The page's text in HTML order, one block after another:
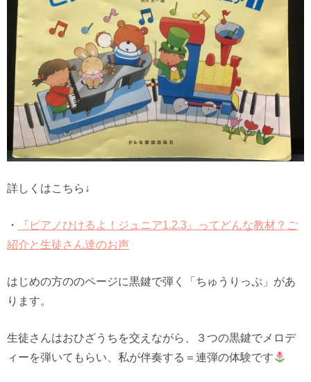
詳しくはこちら↓
・
『ピアノひけるよ！ジュニア1.2.3』ってどんな教材？ご
紹介と生徒さん達のお声
はじめの方ののページに黒鍵で弾く「ちゅうりっぷ」があ
ります。
生徒さんはおひざうちを交えながら、３つの黒鍵でメロデ
ィーを弾いてもらい、私が伴奏する＝連弾の体験です